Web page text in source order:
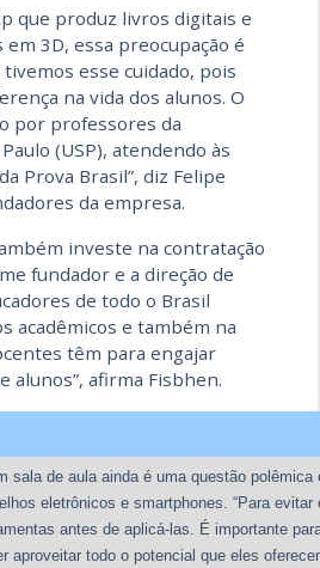
que produz livros digitais e
3D, essa preocupação é
esse cuidado, pois
na vida dos alunos. O
por professores da
(USP), atendendo às
Prova Brasil”, diz Felipe
da empresa.
investe na contratação
fundador e a direção de
de todo o Brasil
acadêmicos e também na
têm para engajar
alunos”, afirma Fisbhen.
sala de aula ainda é uma questão
eletrônicos e smartphones. “Para
antes de aplicá-las. É importante
aproveitar todo o potencial que eles